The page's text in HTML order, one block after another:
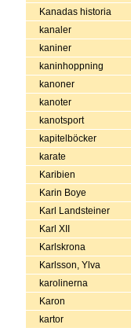
Kanadas historia
kanaler
kaniner
kaninhoppning
kanoner
kanoter
kanotsport
kapitelböcker
karate
Karibien
Karin Boye
Karl Landsteiner
Karl XII
Karlskrona
Karlsson, Ylva
karolinerna
Karon
kartor